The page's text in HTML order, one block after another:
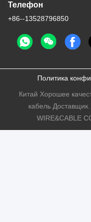
Телефон
+86--13528796850
Политика
Китай Хорошее
кабель
WIRE&CABLE